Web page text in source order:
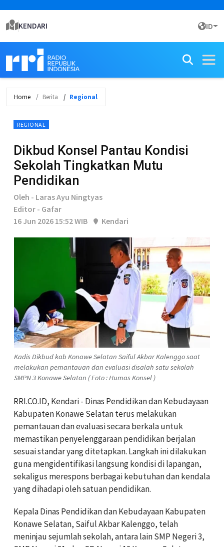
KENDARI ID
Home Berita Regional
REGIONAL
Dikbud Konsel Pantau Kondisi
Sekolah Tingkatkan Mutu
Pendidikan
Oleh - Laras Ayu Ningtyas
Editor - Gafar
16 Jun 2026 15:52 WIB
Kendari
Kadis Dikbud kab Konawe Selatan Saiful Akbar Kalenggo saat
melakukan pemantauan dan evaluasi disalah satu sekolah
SMPN 3 Konawe Selatan ( Foto : Humas Konsel )
RRI.CO.ID, Kendari - Dinas Pendidikan dan Kebudayaan
Kabupaten Konawe Selatan terus melakukan
pemantauan dan evaluasi secara berkala untuk
memastikan penyelenggaraan pendidikan berjalan
sesuai standar yang ditetapkan. Langkah ini dilakukan
guna mengidentifikasi langsung kondisi di lapangan,
sekaligus merespons berbagai kebutuhan dan kendala
yang dihadapi oleh satuan pendidikan.
Kepala Dinas Pendidikan dan Kebudayaan Kabupaten
Konawe Selatan, Saiful Akbar Kalenggo, telah
meninjau sejumlah sekolah, antara lain SMP Negeri 3,